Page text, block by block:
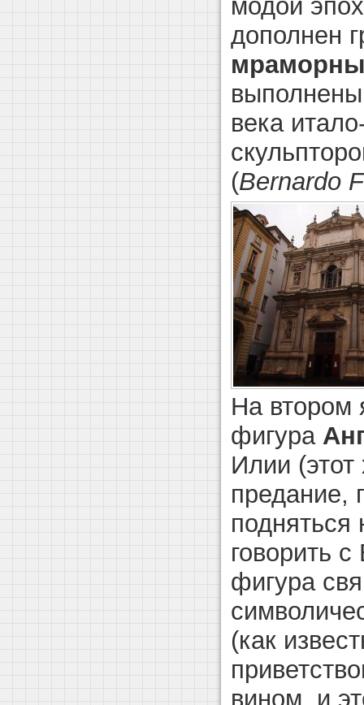
модой
дополнен
века
(Bernardo
На втором
фигура
Илии (этот
предание,
говорить
фигура
(как
вином, и